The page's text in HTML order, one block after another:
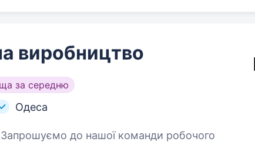
виробництво
за середню
Одеса